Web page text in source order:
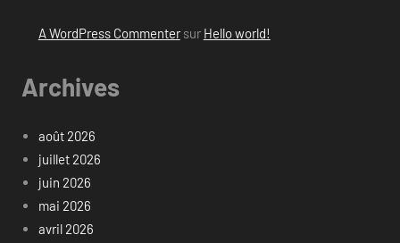
A WordPress Commentersur Hello world!
Archives
août 2026
juillet 2026
juin 2026
mai 2026
avril 2026